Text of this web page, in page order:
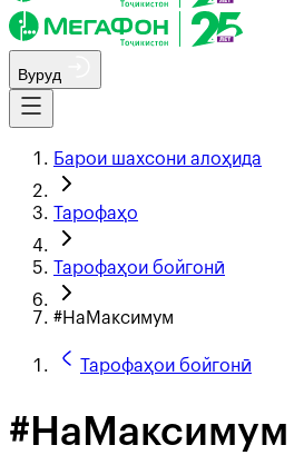
Вуруд
Барои шахсони алоҳида
Тарофаҳо
Тарофаҳои бойгонӣ
#НаМаксимум
Тарофаҳои бойгонӣ
#НаМаксимум